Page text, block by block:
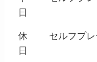
日
休
日
セルフプレ